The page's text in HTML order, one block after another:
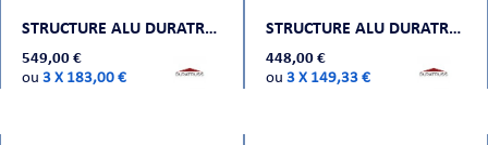
STRUCTURE ALU DURATRUSS DT 33-450
549,00 €
ou 3 X 183,00 €
STRUCTURE ALU DURATRUSS DT 33-350
448,00 €
ou 3 X 149,33 €